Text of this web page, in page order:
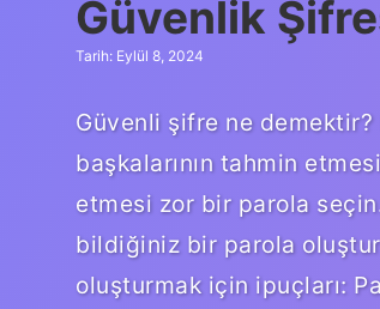
Güvenlik
Tarih: Eylül 8, 2024
Güvenli şifre ne
başkalarının tahmin
etmesi zor bir parola
bildiğiniz bir parola
oluşturmak için ipuçları: